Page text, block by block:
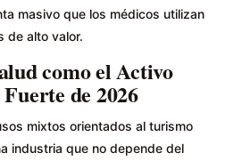
masivo que los médicos utilizan
de alto valor.
como el Activo
de 2026
mixtos orientados al turismo
industria que no depende del